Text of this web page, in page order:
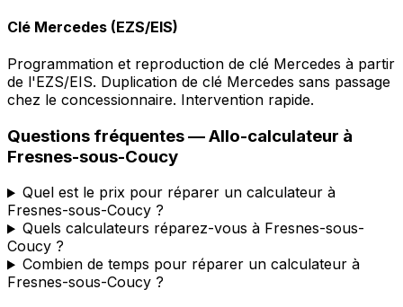
Clé Mercedes (EZS/EIS)
Programmation et reproduction de clé Mercedes à partir
de l'EZS/EIS. Duplication de clé Mercedes sans passage
chez le concessionnaire. Intervention rapide.
Questions fréquentes —Allo-calculateur à
Fresnes-sous-Coucy
Quel est le prix pour réparer un calculateur à
Fresnes-sous-Coucy ?
Quels calculateurs réparez-vous à Fresnes-sous-
Coucy ?
Combien de temps pour réparer un calculateur à
Fresnes-sous-Coucy ?